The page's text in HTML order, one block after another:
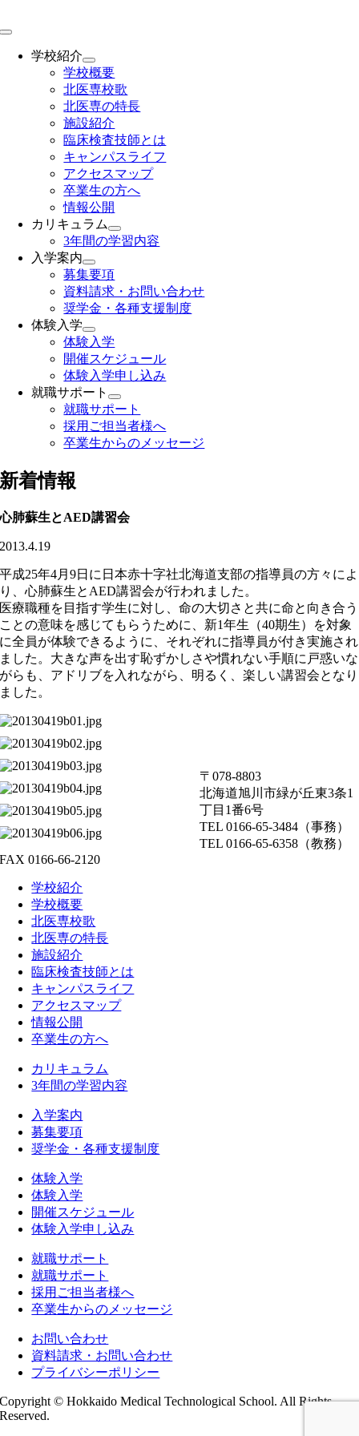
to
Toggle
Navigation学校紹介
学校概要
北医専校歌
北医専の特長
施設紹介
臨床検査技師とは
キャンパスライフ
アクセスマップ
卒業生の方へ
情報公開
カリキュラム
3年間の学習内容
入学案内
募集要項
資料請求・お問い合わせ
奨学金・各種支援制度
体験入学
体験入学
開催スケジュール
体験入学申し込み
就職サポート
就職サポート
採用ご担当者様へ
卒業生からのメッセージ
新着情報
心肺蘇生とAED講習会
2013.4.19
平成25年4月9日に日本赤十字社北海道支部の指導員の方々によ
り、心肺蘇生とAED講習会が行われました。
医療職種を目指す学生に対し、命の大切さと共に命と向き合う
ことの意味を感じてもらうために、新1年生（40期生）を対象
に全員が体験できるように、それぞれに指導員が付き実施され
ました。大きな声を出す恥ずかしさや慣れない手順に戸惑いな
がらも、アドリブを入れながら、明るく、楽しい講習会となり
ました。
〒078-8803
北海道旭川市緑が丘東3条1
丁目1番6号
TEL 0166-65-3484（事務）
TEL 0166-65-6358（教務）
FAX 0166-66-2120
学校紹介
学校概要
北医専校歌
北医専の特長
施設紹介
臨床検査技師とは
キャンパスライフ
アクセスマップ
情報公開
卒業生の方へ
カリキュラム
3年間の学習内容
入学案内
募集要項
奨学金・各種支援制度
体験入学
体験入学
開催スケジュール
体験入学申し込み
就職サポート
就職サポート
採用ご担当者様へ
卒業生からのメッセージ
お問い合わせ
資料請求・お問い合わせ
プライバシーポリシー
Copyright © Hokkaido Medical Technological School. All Rights
Reserved.